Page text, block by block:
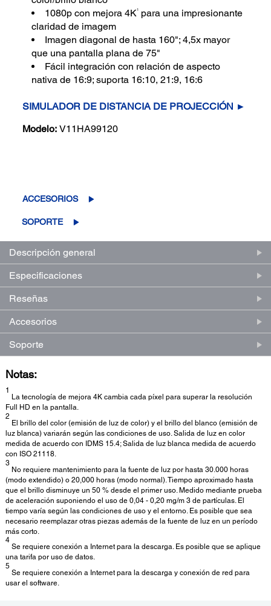
1080p con mejora 4K1
para una impresionante
claridad de imagem
Imagen diagonal de hasta 160"; 4,5x mayor
que una pantalla plana de 75"
Fácil integración con relación de aspecto
nativa de 16:9; suporta 16:10, 21:9, 16:6
SIMULADOR DE DISTANCIA DE PROJECCIÓN ►
Modelo: V11HA99120
Enlace
en
ACCESORIOS
SOPORTE
Descripción general
Especificaciones
Reseñas
Accesorios
Soporte
Notas:
1
La tecnología de mejora 4K cambia cada píxel para superar la resolución
Full HD en la pantalla.
2
El brillo del color (emisión de luz de color) y el brillo del blanco (emisión de
luz blanca) variarán según las condiciones de uso. Salida de luz en color
medida de acuerdo con IDMS 15.4; Salida de luz blanca medida de acuerdo
con ISO 21118.
3
No requiere mantenimiento para la fuente de luz por hasta 30.000 horas
(modo extendido) o 20,000 horas (modo normal). Tiempo aproximado hasta
que el brillo disminuye un 50 % desde el primer uso. Medido mediante prueba
de aceleración suponiendo el uso de 0,04 - 0,20 mg/m 3 de partículas. El
tiempo varía según las condiciones de uso y el entorno. Es posible que sea
necesario reemplazar otras piezas además de la fuente de luz en un período
más corto.
4
Se requiere conexión a Internet para la descarga. Es posible que se aplique
una tarifa por uso de datos.
5
Se requiere conexión a Internet para la descarga y conexión de red para
usar el software.